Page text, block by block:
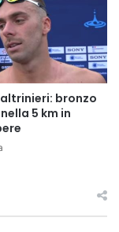
bronzo
5 km in